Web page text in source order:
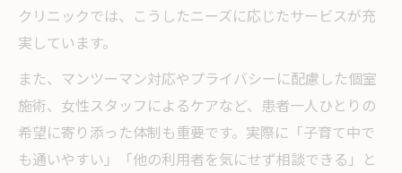
クリニックでは、こうしたニーズに応じたサービスが充
実しています。
また、マンツーマン対応やプライバシーに配慮した個室
施術、女性スタッフによるケアなど、患者一人ひとりの
希望に寄り添った体制も重要です。実際に「子育て中で
も通いやすい」「他の利用者を気にせず相談できる」と